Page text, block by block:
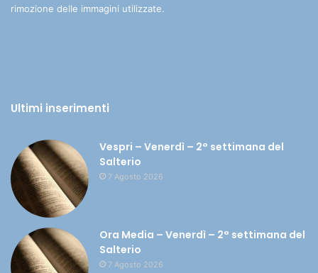
rimozione delle immagini utilizzate.
Ultimi inserimenti
Vespri – Venerdì – 2° settimana del
Salterio
7 Agosto 2026
Ora Media – Venerdì – 2° settimana del
Salterio
7 Agosto 2026